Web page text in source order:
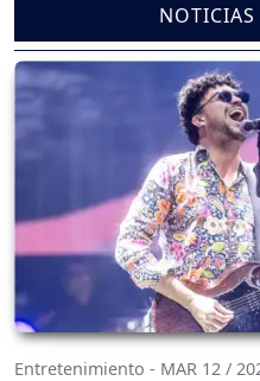
Entretenimiento - MAR 12 /